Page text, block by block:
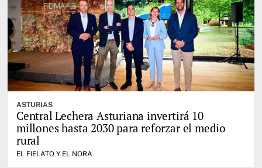
ASTURIAS
Central Lechera Asturiana invertirá 10
millones hasta 2030 para reforzar el medio
rural
EL FIELATO Y EL NORA